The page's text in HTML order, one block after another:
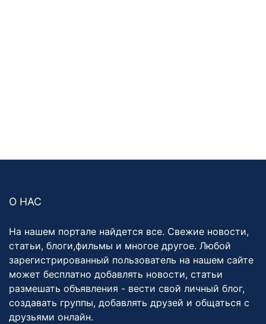
О НАС
На нашем портале найдется все. Свежие новости,
статьи, блоги,фильмы и многое другое. Любой
зарегистрированный пользователь на нашем сайте
может бесплатно добавлять новости, статьи
размешать объявления - вести свой личный блог,
создавать группы, добавлять друзей и общаться с
друзьями онлайн.